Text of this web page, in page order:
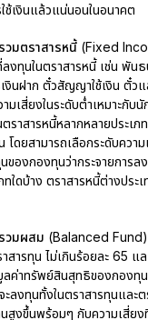
ช้เงินแล้วแน่นอนในอนาคต
มตราสารหนี้ (Fixed
งทุนในตราสารหนี้ เช่น พัน
งินฝาก ตั๋วสัญญาใช้เงิน ตั๋ว
มเสี่ยงในระดับต่ำเหมาะกับ
ราสารหนี้หลากหลายประเภ
ดยสามารถเลือกระดับความ
ของกองทุนว่ากระจายการล
ทใดบ้าง ตราสารหนี้ต่างประ
วมผสม (Balanced Fund)
สารทุน ไม่เกินร้อยละ 65 แล
ลค่าทรัพย์สินสุทธิของกองทุ
ลงทุนทั้งในตราสารทุนและ
งขึ้นพร้อมๆ กับความเสี่ยง